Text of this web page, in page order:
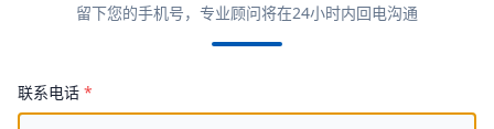
留下您的手机号，专业顾问将在24小时内回电沟通
联系电话 *